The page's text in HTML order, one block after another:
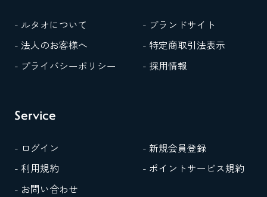
- ルタオについて
- ブランドサイト
- 法人のお客様へ
- 特定商取引法表示
- プライバシーポリシー
- 採用情報
Service
- ログイン
- 新規会員登録
- 利用規約
- ポイントサービス規約
- お問い合わせ